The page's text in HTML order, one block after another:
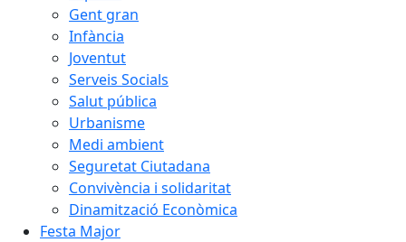
Gent gran
Infància
Joventut
Serveis Socials
Salut pública
Urbanisme
Medi ambient
Seguretat Ciutadana
Convivència i solidaritat
Dinamització Econòmica
Festa Major